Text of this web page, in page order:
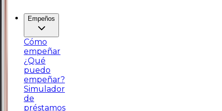
Empeños
Cómo
empeñar
¿Qué
puedo
empeñar?
Simulador
de
préstamos